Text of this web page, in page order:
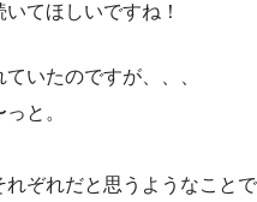
てほしいですね！
いたのですが、、、
と。
ぞれだと思うようなことで